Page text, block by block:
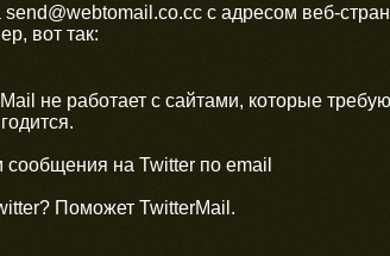
с адресом веб-
вот так:
не работает с сайтами, которые
сообщения на Twitter по email
Поможет TwitterMail.